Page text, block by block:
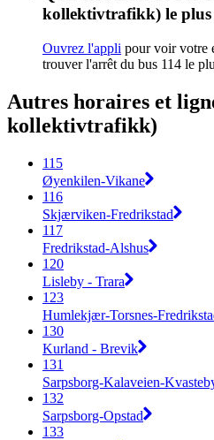
kollektivtrafikk) le plus
Ouvrez l'appli pour voir votre
trouver l'arrêt du bus 114 le
Autres horaires et
kollektivtrafikk)
115
Øyenkilen-Vikane
116
Skjærviken-Fredrikstad
117
Fredrikstad-Alshus
120
Lisleby - Trara
123
Humlekjær-Torsnes-
130
Kurland - Brevik
131
Sarpsborg-Kalaveien-
132
Sarpsborg-Opstad
133